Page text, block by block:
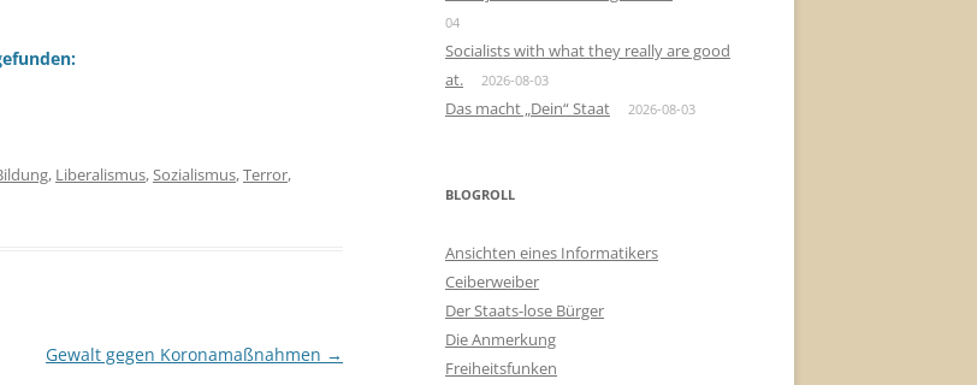
, Liberalismus,Sozialismus,Terror,
Gewalt gegen Koronamaßnahmen →
04
Socialists with what they really are good
at.
2026-08-03
Das macht „Dein“ Staat 2026-08-03
BLOGROLL
Ansichten eines Informatikers
Ceiberweiber
Der Staats-lose Bürger
Die Anmerkung
Freiheitsfunken